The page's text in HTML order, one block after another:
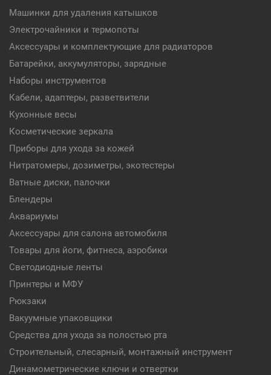
Машинки для удаления катышков
Электрочайники и термопоты
Аксессуары и комплектующие для радиаторов
Батарейки, аккумуляторы, зарядные
Наборы инструментов
Кабели, адаптеры, разветвители
Кухонные весы
Косметические зеркала
Приборы для ухода за кожей
Нитратомеры, дозиметры, экотестеры
Ватные диски, палочки
Блендеры
Аквариумы
Аксессуары для салона автомобиля
Товары для йоги, фитнеса, аэробики
Светодиодные ленты
Принтеры и МФУ
Рюкзаки
Вакуумные упаковщики
Средства для ухода за полостью рта
Строительный, слесарный, монтажный инструмент
Динамометрические ключи и отвертки